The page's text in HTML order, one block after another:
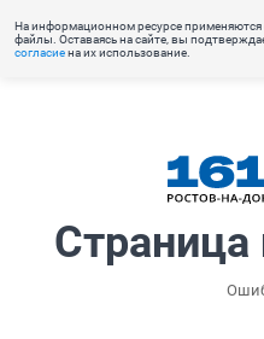
На информационном ресурсе применяются
файлы. Оставаясь на сайте, вы
согласиена их использование.
Страница